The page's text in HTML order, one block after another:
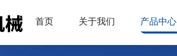
首页 关于我们 产品中心